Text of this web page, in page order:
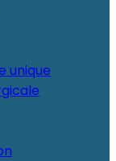
unique